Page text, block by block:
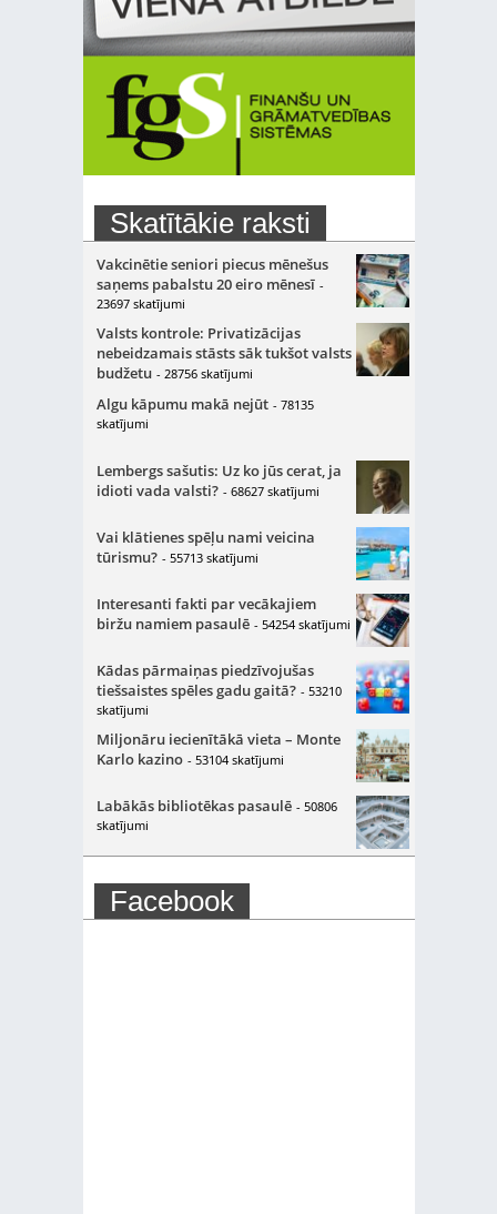
Skatītākie raksti
Vakcinētie seniori piecus mēnešus
saņems pabalstu 20 eiro mēnesī -
23697 skatījumi
Valsts kontrole: Privatizācijas
nebeidzamais stāsts sāk tukšot valsts
budžetu - 28756 skatījumi
Algu kāpumu makā nejūt - 78135
skatījumi
Lembergs sašutis: Uz ko jūs cerat, ja
idioti vada valsti? - 68627 skatījumi
Vai klātienes spēļu nami veicina
tūrismu? - 55713 skatījumi
Interesanti fakti par vecākajiem
biržu namiem pasaulē - 54254 skatījumi
Kādas pārmaiņas piedzīvojušas
tiešsaistes spēles gadu gaitā? - 53210
skatījumi
Miljonāru iecienītākā vieta – Monte
Karlo kazino - 53104 skatījumi
Labākās bibliotēkas pasaulē - 50806
skatījumi
Facebook